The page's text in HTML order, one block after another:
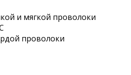
и мягкой проволоки
проволоки